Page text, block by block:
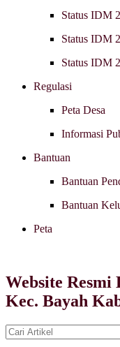
Status IDM
Status IDM
Status IDM
Regulasi
Peta Desa
Informasi
Bantuan
Bantuan
Bantuan
Peta
Website Resmi
Kec. Bayah